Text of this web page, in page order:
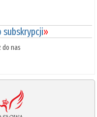
subskrypcji»
do nas